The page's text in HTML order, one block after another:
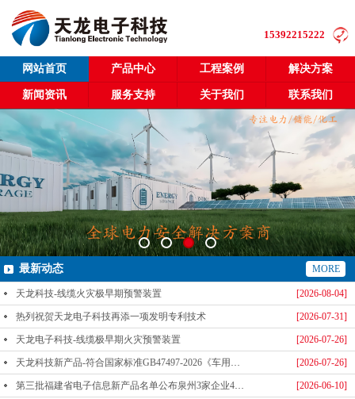
15392215222
网站首页 产品中心 工程案例 解决方案
新闻资讯 服务支持 关于我们 联系我们
最新动态 MORE
[2026-08-04]
天龙科技-线缆火灾极早期预警装置
[2026-07-31]
热列祝贺天龙电子科技再添一项发明专利技术
[2026-07-26]
天龙电子科技-线缆极早期火灾预警装置
[2026-07-26]
天龙科技新产品-符合国家标准GB47497-2026《车用火灾探测报警器》标准发布
[2026-06-10]
第三批福建省电子信息新产品名单公布泉州3家企业4款产品成功入选-泉州天龙科技